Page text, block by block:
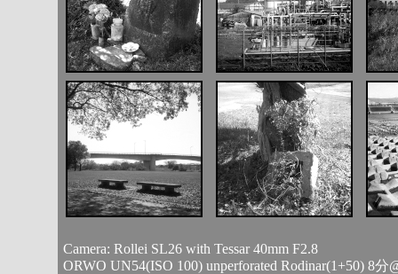
Camera: Rollei SL26 with Tessar 40mm F2.8
ORWO UN54(ISO 100) unperforated Rodinar(1+50) 8分